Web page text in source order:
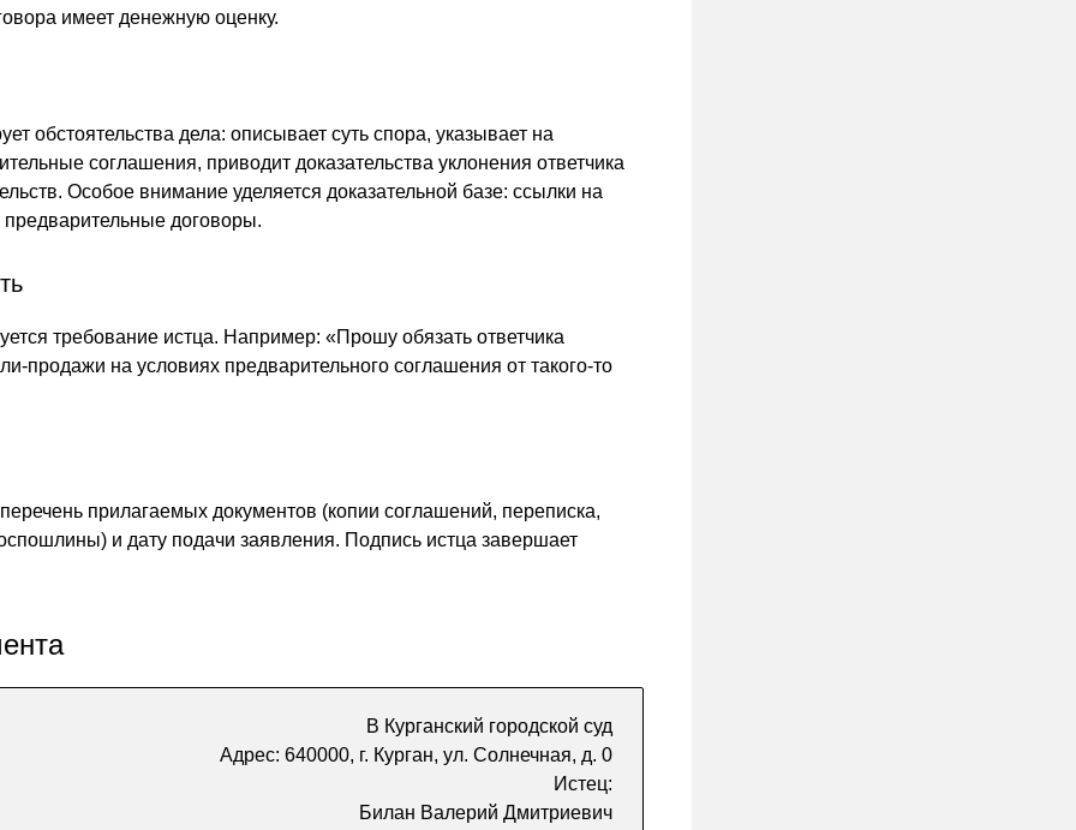
имеет денежную оценку.
обстоятельства дела: описывает суть спора, указывает на
соглашения, приводит доказательства уклонения ответчика
Особое внимание уделяется доказательной базе: ссылки на
предварительные договоры.
требование истца. Например: «Прошу обязать ответчика
продажи на условиях предварительного соглашения от такого-то
прилагаемых документов (копии соглашений, переписка,
и дату подачи заявления. Подпись истца завершает
В Курганский городской суд
Адрес: 640000, г. Курган, ул. Солнечная, д. 0
Истец:
Билан Валерий Дмитриевич